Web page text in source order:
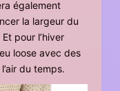
également
la largeur du
pour l’hiver
loose avec des
du temps.